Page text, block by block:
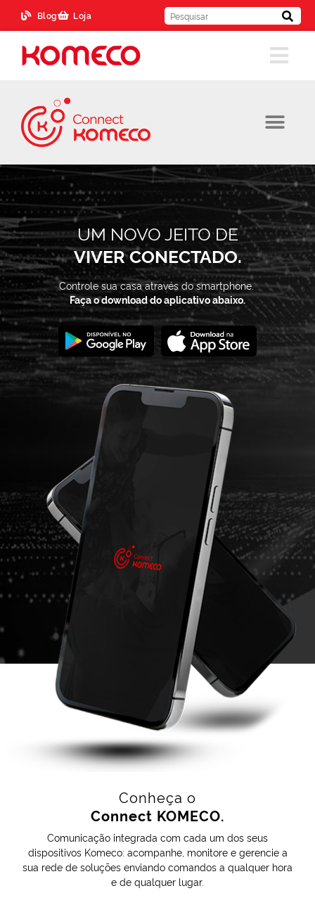
Blog Loja
UM NOVO JEITO DE
VIVER CONECTADO.
Controle sua casa através do smartphone.
Faça o download do aplicativo abaixo.
Conheça o
Connect KOMECO.
Comunicação integrada com cada um dos seus
dispositivos Komeco: acompanhe, monitore e gerencie a
sua rede de soluções enviando comandos a qualquer hora
e de qualquer lugar.